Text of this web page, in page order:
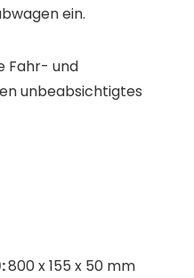
ein.
Fahr- und
unbeabsichtigtes
800 x 155 x 50 mm